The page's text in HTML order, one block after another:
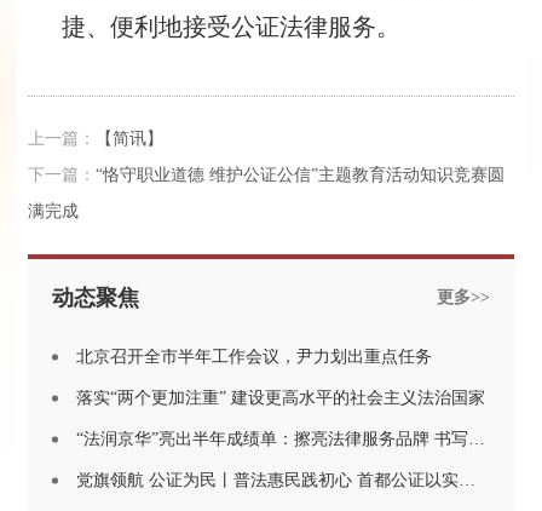
捷、便利地接受公证法律服务。
上一篇：
【简讯】
下一篇：“恪守职业道德 维护公证公信”主题教育活动知识竞赛圆
满完成
动态聚焦 更多>>
北京召开全市半年工作会议，尹力划出重点任务
落实“两个更加注重” 建设更高水平的社会主义法治国家
“法润京华”亮出半年成绩单：擦亮法律服务品牌 书写法治惠民答卷
党旗领航 公证为民丨普法惠民践初心 首都公证以实干为党旗添彩